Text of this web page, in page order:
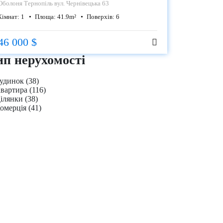
Тернопіль вул. Чернівецька 63
1 Площа: 41.9m² Поверхів: 6
000 $
нерухомості
(38)
(116)
(38)
(41)